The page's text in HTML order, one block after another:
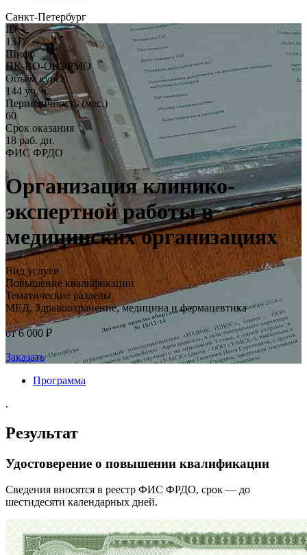
Санкт-Петербург
ID
1317
Шифр
ПК-ВО-ОКЭРМО
Объём курса
144 уч. ч.
Периодичность (мес.)
60
Срок оказания
18 раб. дн.
ФИС ФРДО
Организация клинико-
экспертной работы в
медицинских организациях
Вид услуги
Повышение квалификации
Тематические разделы
МЕД. Здравоохранение, медицина и фармацевтика
от 6 000 ₽
Заказать
Программа
.
Результат
Удостоверение о повышении квалификации
Сведения вносятся в реестр ФИС ФРДО, срок — до
шестидесяти календарных дней.